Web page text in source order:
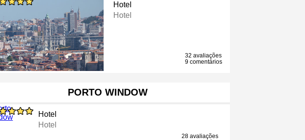
Hotel
Hotel
32 avaliações
9 comentários
PORTO WINDOW
Hotel
Hotel
28 avaliações